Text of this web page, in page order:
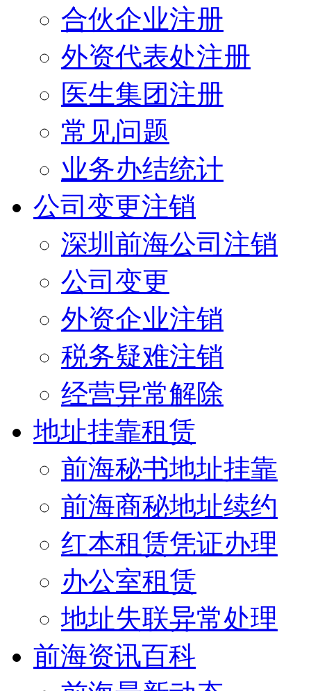
合伙企业注册
外资代表处注册
医生集团注册
常见问题
业务办结统计
公司变更注销
深圳前海公司注销
公司变更
外资企业注销
税务疑难注销
经营异常解除
地址挂靠租赁
前海秘书地址挂靠
前海商秘地址续约
红本租赁凭证办理
办公室租赁
地址失联异常处理
前海资讯百科